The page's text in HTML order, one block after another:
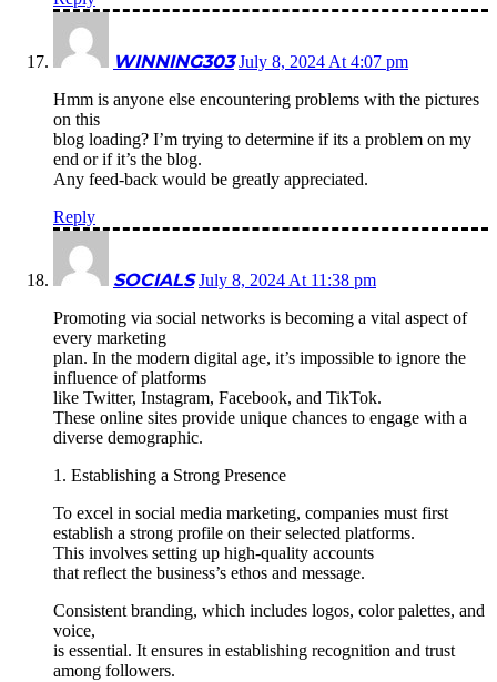
WINNING303 July 8, 2024 At 4:07 pm
Hmm is anyone else encountering problems with the pictures
on this
blog loading? I’m trying to determine if its a problem on my
end or if it’s the blog.
Any feed-back would be greatly appreciated.
Reply
SOCIALS July 8, 2024 At 11:38 pm
Promoting via social networks is becoming a vital aspect of
every marketing
plan. In the modern digital age, it’s impossible to ignore the
influence of platforms
like Twitter, Instagram, Facebook, and TikTok.
These online sites provide unique chances to engage with a
diverse demographic.
1. Establishing a Strong Presence
To excel in social media marketing, companies must first
establish a strong profile on their selected platforms.
This involves setting up high-quality accounts
that reflect the business’s ethos and message.
Consistent branding, which includes logos, color palettes, and
voice,
is essential. It ensures in establishing recognition and trust
among followers.